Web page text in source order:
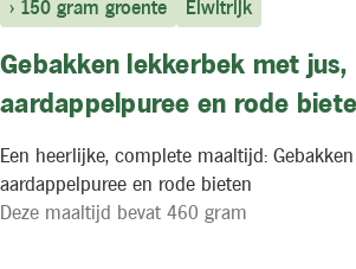
> 150 gram groente Eiwitrijk
Gebakken lekkerbek met jus,
aardappelpuree en rode
Een heerlijke, complete maaltijd:
aardappelpuree en rode bieten
Deze maaltijd bevat 460 gram